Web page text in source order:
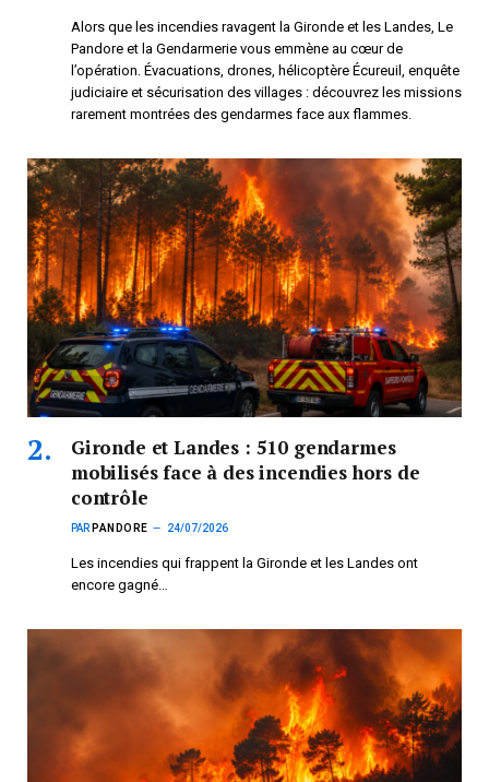
Alors que les incendies ravagent la Gironde et les Landes, Le
Pandore et la Gendarmerie vous emmène au cœur de
l’opération. Évacuations, drones, hélicoptère Écureuil, enquête
judiciaire et sécurisation des villages : découvrez les missions
rarement montrées des gendarmes face aux flammes.
Gironde et Landes : 510 gendarmes
mobilisés face à des incendies hors de
contrôle
PAR PANDORE 24/07/2026
Les incendies qui frappent la Gironde et les Landes ont
encore gagné…